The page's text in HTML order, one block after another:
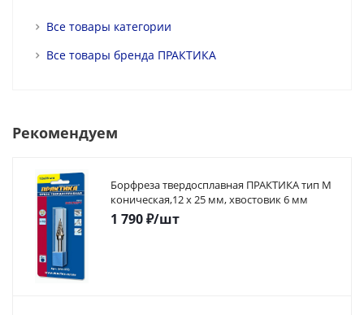
Все товары категории
Все товары бренда ПРАКТИКА
Рекомендуем
Борфреза твердосплавная ПРАКТИКА тип M
коническая,12 х 25 мм, хвостовик 6 мм
1 790₽/шт